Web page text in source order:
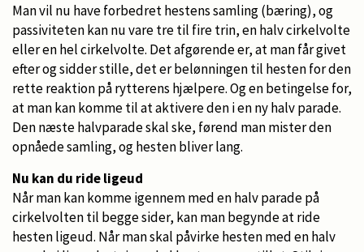
Man vil nu have forbedret hestens samling (bæring), og
passiviteten kan nu vare tre til fire trin, en halv cirkelvolte
eller en hel cirkelvolte. Det afgørende er, at man får givet
efter og sidder stille, det er belønningen til hesten for den
rette reaktion på rytterens hjælpere. Og en betingelse for,
at man kan komme til at aktivere den i en ny halv parade.
Den næste halvparade skal ske, førend man mister den
opnåede samling, og hesten bliver lang.
Nu kan du ride ligeud
Når man kan komme igennem med en halv parade på
cirkelvolten til begge sider, kan man begynde at ride
hesten ligeud. Når man skal påvirke hesten med en halv